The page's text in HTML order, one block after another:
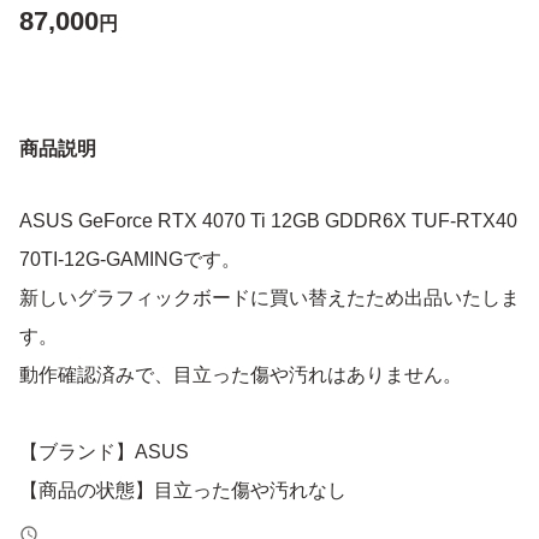
87,000円
商品説明
ASUS GeForce RTX 4070 Ti 12GB GDDR6X TUF-RTX40
70TI-12G-GAMINGです。
新しいグラフィックボードに買い替えたため出品いたしま
す。
動作確認済みで、目立った傷や汚れはありません。
【ブランド】ASUS
【商品の状態】目立った傷や汚れなし
【モデル名】TUF-RTX4070TI-12G-GAMING